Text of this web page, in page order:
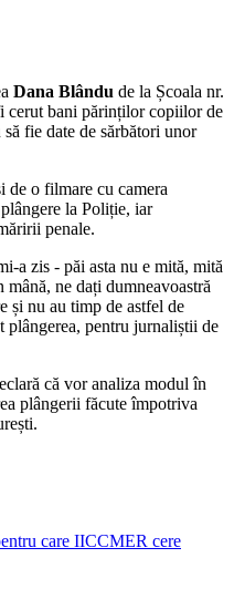
Dana Blându de la Școala nr.
cerut bani părinților copiilor de
fie date de sărbători unor
o filmare cu camera
la Poliție, iar
penale.
a zis - păi asta nu e mită, mită
ne dați dumneavoastră
și nu au timp de astfel de
plângerea, pentru jurnaliștii de
că vor analiza modul în
plângerii făcute împotriva
care IICCMER cere